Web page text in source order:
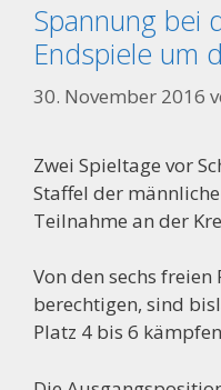
Spannung bei
Endspiele um
30. November 2016
Zwei Spieltage vor
Staffel der
Teilnahme an der
Von den sechs
berechtigen, sind
Platz 4 bis 6